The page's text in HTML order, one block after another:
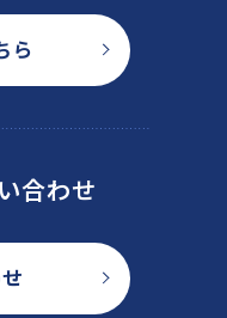
ら
合わせ